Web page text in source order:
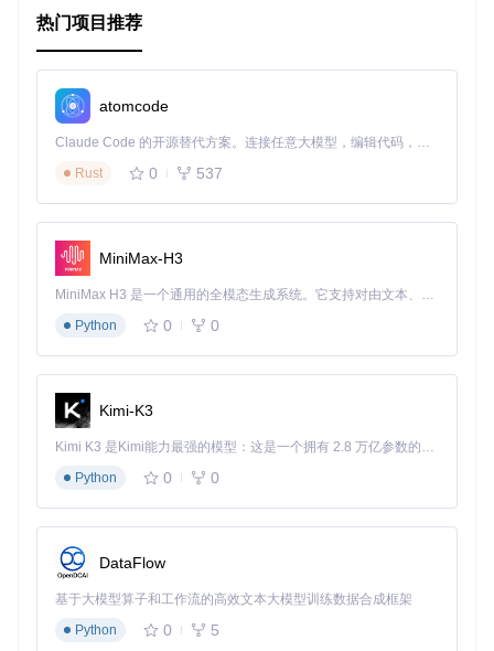
开始探索 recyclerview-binder，解锁你的安卓列表新境界！
并在实际项目中发挥它的巨大潜力。
热门项目推荐
atomcode
Claude Code 的开源替代方案。连接任意大模型，编辑代码，运行命令，自动验证 — 全自动执行。用 Rust 构建，极致性能。 ｜ An open-source alternative to Claude Code. Connect any LLM, edit code, run commands, and verify changes — autonomously. Built in Rust for speed. Get Started
Rust
0 537
MiniMax-H3
MiniMax H3 是一个通用的全模态生成系统。它支持对由文本、图像、视频和音频组成的多模态上下文进行统一理解，并能生成分辨率高达 2K、时长可达 15 秒的带原生立体声音频的视频。得益于面向任务泛化的系统设计，H3 在预训练阶段就已具备广泛的多模态上下文理解与生成能力，能够出色地执行复杂的多模态指令。
Python
0 0
Kimi-K3
Kimi K3 是Kimi能力最强的模型：这是一个拥有 2.8 万亿参数的混合专家（MoE）模型，具备原生视觉理解能力，并支持 100 万 token 的上下文窗口。
Python
0 0
DataFlow
基于大模型算子和工作流的高效文本大模型训练数据合成框架
Python
0 5